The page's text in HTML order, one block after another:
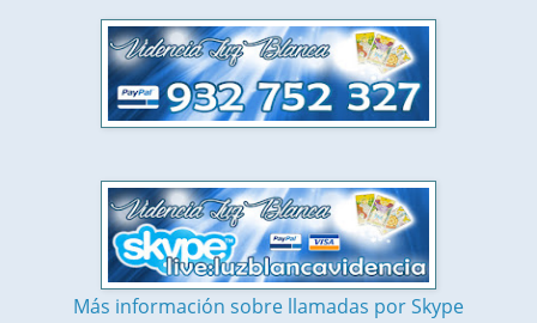
Más información sobre llamadas por Skype